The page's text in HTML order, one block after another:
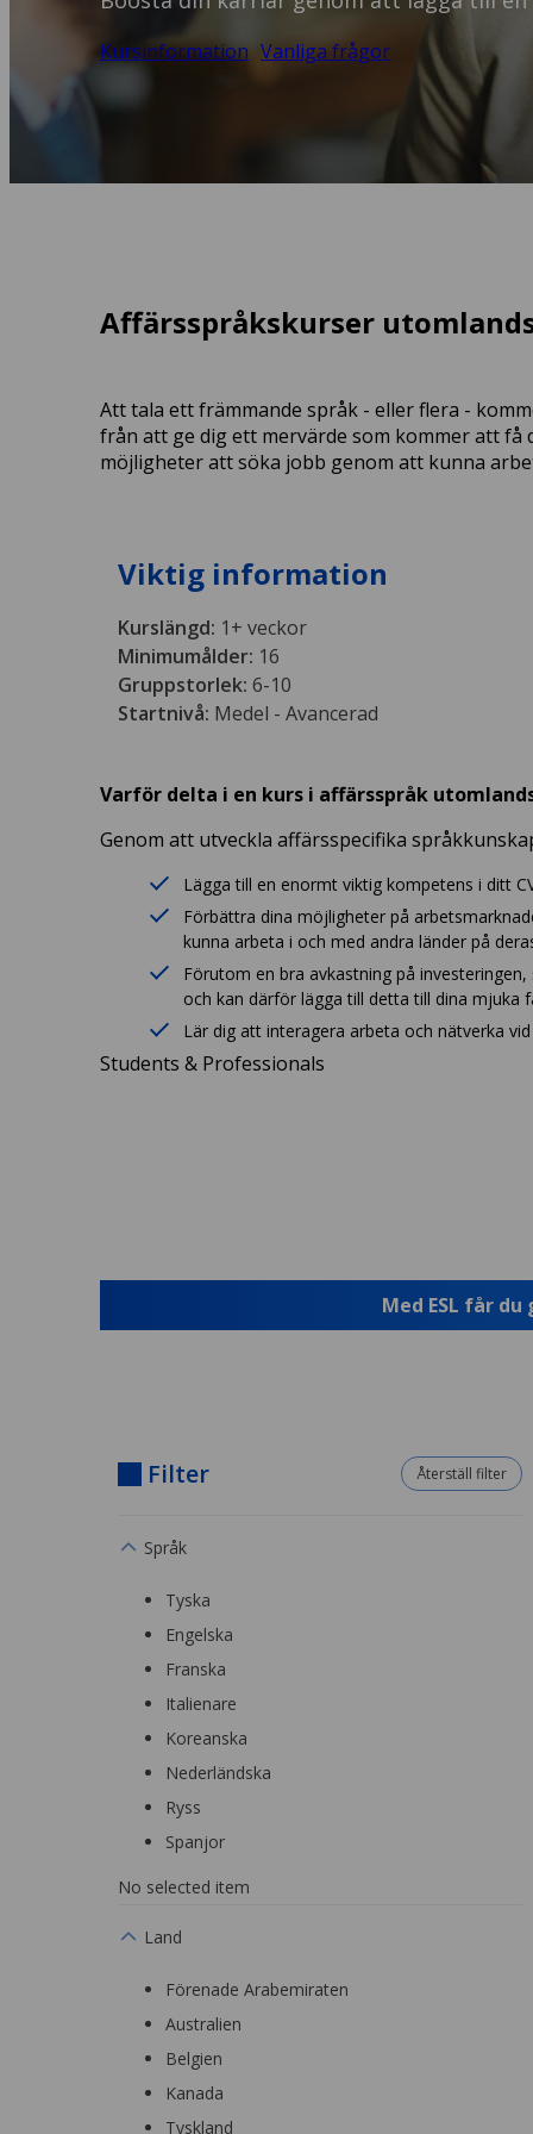
Kursinformation Vanliga frågor
Affärsspråkskurser
Att tala ett främmande språk - eller flera -
från att ge dig ett mervärde som kommer att
möjligheter att söka jobb genom att kunna
Viktig information
Kurslängd: 1+ veckor
Minimumålder: 16
Gruppstorlek: 6-10
Startnivå: Medel - Avancerad
Varför delta i en kurs i affärsspråk
Genom att utveckla affärsspecifika
Lägga till en enormt viktig kompetens i ditt
Förbättra dina möjligheter på
kunna arbeta i och med andra länder på
Förutom en bra avkastning på
och kan därför lägga till detta till dina mjuka
Lär dig att interagera arbeta och nätverka
Students & Professionals
Med ESL får
Filter Återställ filter
Språk
Tyska
Engelska
Franska
Italienare
Koreanska
Nederländska
Ryss
Spanjor
No selected item
Land
Förenade Arabemiraten
Australien
Belgien
Kanada
Tyskland